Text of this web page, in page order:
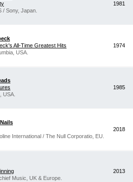
/ Sony, Japan.
1981
All-Time Greatest Hits
USA.
1974
USA.
1985
International / The Null Corporatio, EU.
2018
Music, UK & Europe.
2013